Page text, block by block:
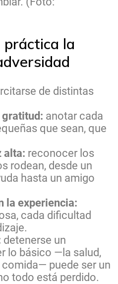
práctica la
de distintas
gratitud: anotar cada
que sean, que
alta: reconocer los
rodean, desde un
hasta un amigo
la experiencia:
cada dificultad
detenerse un
lo básico —la salud,
puede ser un
todo está perdido.